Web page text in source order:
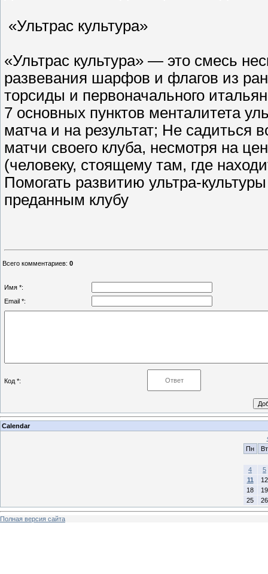
«Ультрас культура»
«Ультрас культура» — это смесь
развевания шарфов и флагов из
торсиды и первоначального
7 основных пунктов менталитета
матча и на результат; Не
матчи своего клуба, несмотря на
(человеку, стоящему там, где
Помогать развитию ультра-
преданным клубу
Всего комментариев: 0
Имя *:
Email *:
Код *:
Calendar
Пн
Вт
4
5
11
12
18
19
25
26
Полная версия сайта